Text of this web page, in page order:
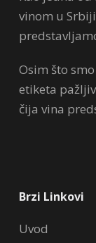
vinom u
Osim što
etiketa
čija vina
Brzi Linkovi
Uvod